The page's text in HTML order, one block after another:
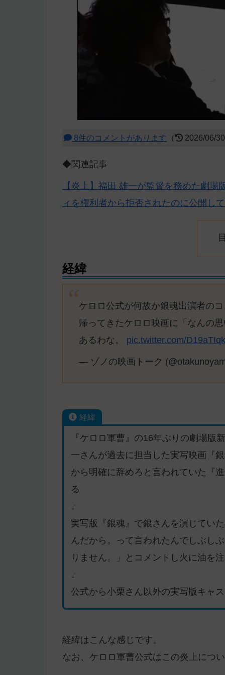
8件のコメントがあります （ 2026/06/
◆関連記事
【炎上】福田 雄一が監督を務めた劇
ィを権利者から拒否されたのに公開し
経緯
ケロロ公式が何故か銀魂出演者の
帰ってきたケロロ映画に「なんの
あるわな。 pic.twitter.com/
— ゾノの映画トーク
経緯
『ケロロ軍曹』の16年ぶりの劇場版
一さんが過去に担当した実写映画『
から明確に辞めろと言われていた『
る
↓
実写版『銀魂』で銀さんを演じてい
んだから。って言われたんでしぶし
りません。」とコメントし火に油を
↓
公式から小栗さん以外の実写版キャ
経緯はこんな感じです。
なお、ケロロ軍曹公式はこの炎上につ